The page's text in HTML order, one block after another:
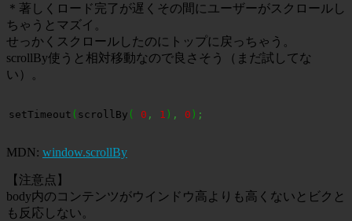
＊著しくロード完了が遅くその間にユーザーがスクロールし
ちゃうとマズイ。
せっかくスクロールしたのにトップに戻っちゃう。
scrollBy使うと相対移動なので良さそう（まだ試してな
い）。
setTimeout ( scrollBy ( 0 , 1 ) , 0 ) ;
MDN: window.scrollBy
【注意点】
body内のコンテンツがウインドウ高よりも高くないとビクと
も反応しない。